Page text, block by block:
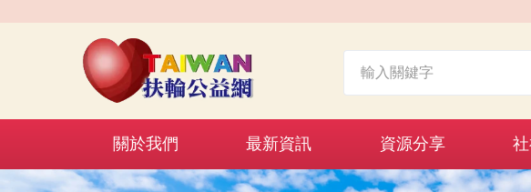
關於我們 最新資訊 資源分享